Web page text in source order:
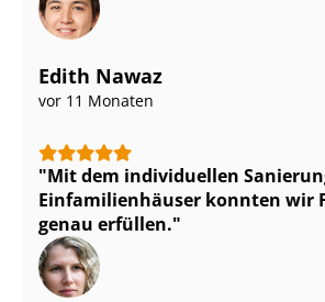
Edith Nawaz
vor 11 Monaten
Mit dem individuellen
Ein­fa­mi­li­en­häu­ser konnten wir
genau erfüllen.